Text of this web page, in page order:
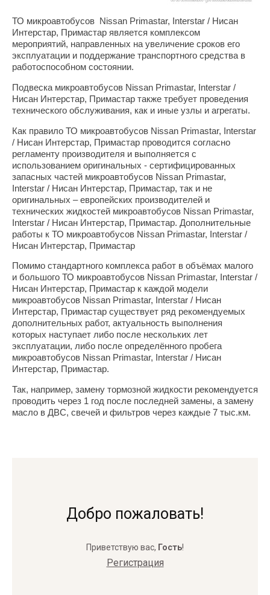
ТО микроавтобусов Nissan Primastar, Interstar / Нисан
Интерстар, Примастар является комплексом
мероприятий, направленных на увеличение сроков его
эксплуатации и поддержание транспортного средства в
работоспособном состоянии.
Подвеска микроавтобусов Nissan Primastar, Interstar /
Нисан Интерстар, Примастар также требует проведения
технического обслуживания, как и иные узлы и агрегаты.
Как правило ТО микроавтобусов Nissan Primastar, Interstar
/ Нисан Интерстар, Примастар проводится согласно
регламенту производителя и выполняется с
использованием оригинальных - сертифицированных
запасных частей микроавтобусов Nissan Primastar,
Interstar / Нисан Интерстар, Примастар, так и не
оригинальных – европейских производителей и
технических жидкостей микроавтобусов Nissan Primastar,
Interstar / Нисан Интерстар, Примастар. Дополнительные
работы к ТО микроавтобусов Nissan Primastar, Interstar /
Нисан Интерстар, Примастар
Помимо стандартного комплекса работ в объёмах малого
и большого ТО микроавтобусов Nissan Primastar, Interstar /
Нисан Интерстар, Примастар к каждой модели
микроавтобусов Nissan Primastar, Interstar / Нисан
Интерстар, Примастар существует ряд рекомендуемых
дополнительных работ, актуальность выполнения
которых наступает либо после нескольких лет
эксплуатации, либо после определённого пробега
микроавтобусов Nissan Primastar, Interstar / Нисан
Интерстар, Примастар.
Так, например, замену тормозной жидкости рекомендуется
проводить через 1 год после последней замены, а замену
масло в ДВС, свечей и фильтров через каждые 7 тыс.км.
Добро пожаловать!
Приветствую вас, Гость!
Регистрация